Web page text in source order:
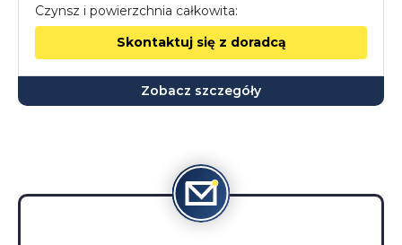
Czynsz i powierzchnia całkowita:
Skontaktuj się z doradcą
Zobacz szczegóły